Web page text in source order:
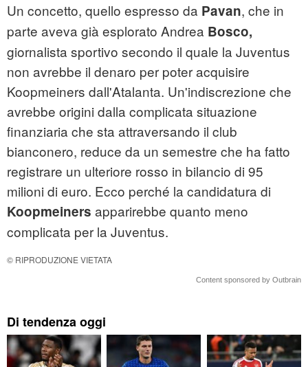
Un concetto, quello espresso da Pavan, che in
parte aveva già esplorato Andrea Bosco,
giornalista sportivo secondo il quale la Juventus
non avrebbe il denaro per poter acquisire
Koopmeiners dall'Atalanta. Un'indiscrezione che
avrebbe origini dalla complicata situazione
finanziaria che sta attraversando il club
bianconero, reduce da un semestre che ha fatto
registrare un ulteriore rosso in bilancio di 95
milioni di euro. Ecco perché la candidatura di
Koopmeiners apparirebbe quanto meno
complicata per la Juventus.
© RIPRODUZIONE VIETATA
Content sponsored by Outbrain
Di tendenza oggi